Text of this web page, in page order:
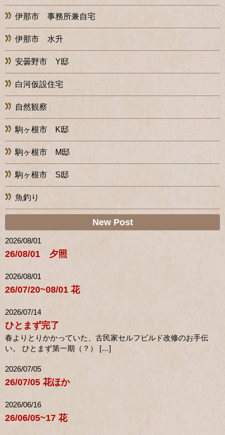
伊那市 事務所兼自宅
伊那市 水升
安曇野市 Y邸
白河仮設住宅
自然観察
駒ヶ根市 K邸
駒ヶ根市 M邸
駒ヶ根市 S邸
魚釣り
New Post
2026/08/01
26/08/01 夕照
2026/08/01
26/07/20~08/01 花
2026/07/14
ひとまず完了
春よりとりかかっていた、古民家セルフビルド改修のお手伝
い。 ひとまず第一期（？） […]
2026/07/05
26/07/05 花ほか
2026/06/16
26/06/05~17 花